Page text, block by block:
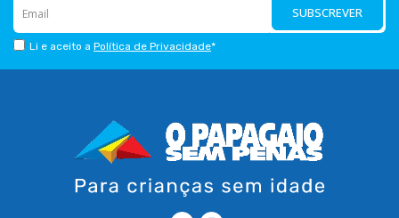
SUBSCREVER
Li e aceito a Política de Privacidade*